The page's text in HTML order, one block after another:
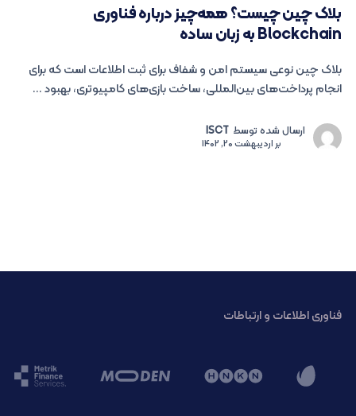
بلاک چین چیست؟ همه‌چیز درباره فناوری
Blockchain به زبان ساده
بلاک چین نوعی سیستم امن و شفاف برای ثبت اطلاعات است که برای
انجام پرداخت‌های بین‌المللی، ساخت بازی‌های کامپیوتری، بهبود ...
ارسال شده توسط ISCT
براردیبهشت 20, 1402
فناوری اطلاعات و ارتباطات